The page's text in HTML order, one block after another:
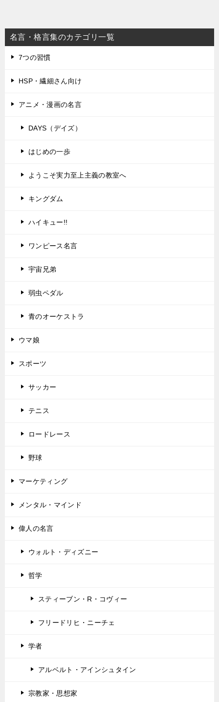
名言・格言集のカテゴリ一覧
7つの習慣
HSP・繊細さん向け
アニメ・漫画の名言
DAYS（デイズ）
はじめの一歩
ようこそ実力至上主義の教室へ
キングダム
ハイキュー!!
ワンピース名言
宇宙兄弟
弱虫ペダル
青のオーケストラ
ウマ娘
スポーツ
サッカー
テニス
ロードレース
野球
マーケティング
メンタル・マインド
偉人の名言
ウォルト・ディズニー
哲学
スティーブン・R・コヴィー
フリードリヒ・ニーチェ
学者
アルベルト・アインシュタイン
宗教家・思想家